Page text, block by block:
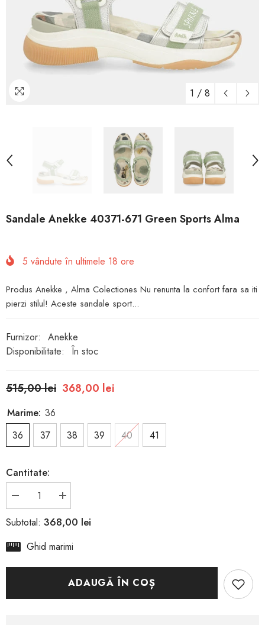
1 / 8
Sandale Anekke 40371-671 Green Sports Alma
5 vândute în ultimele 18 ore
Produs Anekke , Alma Colectiones Nu renunta la confort fara sa iti
pierzi stilul! Aceste sandale sport...
Furnizor:
Anekke
Disponibilitate:
În stoc
515,00 lei 368,00 lei
Marime: 36
36
37 38 39 40 41
Cantitate:
Reduceți
cantitatea
pentru
Sandale
40371-
671
Creșteți
cantitatea
pentru
Sandale
40371-
671
Alma
Subtotal: 368,00 lei
Ghid marimi
ADAUGĂ ÎN COȘ